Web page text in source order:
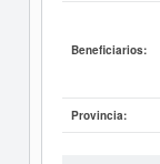
Beneficiarios:
Provincia: